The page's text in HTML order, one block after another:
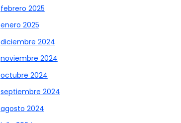
febrero 2025
enero 2025
diciembre 2024
noviembre 2024
octubre 2024
septiembre 2024
agosto 2024